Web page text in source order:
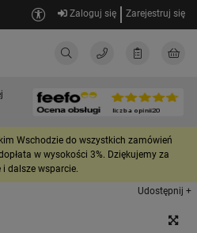
Zaloguj się Zarejestruj się
Wschodzie do wszystkich zamówień
w wysokości 3%. Dziękujemy za
dalsze wsparcie.
Udostępnij +